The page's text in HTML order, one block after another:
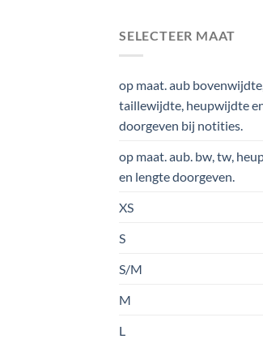
SELECTEER MAAT
op maat. aub
taillewijdte, heupwijdte
doorgeven bij notities.
op maat. aub. bw, tw,
en lengte doorgeven.
XS
S
S/M
M
L